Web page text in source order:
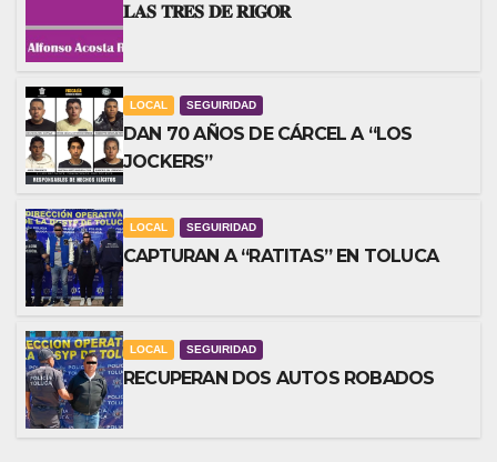
𝐋𝐀𝐒 𝐓𝐑𝐄𝐒 𝐃𝐄 𝐑𝐈𝐆𝐎𝐑
LOCAL SEGUIRIDAD
DAN 70 AÑOS DE CÁRCEL A “LOS
JOCKERS”
LOCAL SEGUIRIDAD
CAPTURAN A “RATITAS” EN TOLUCA
LOCAL SEGUIRIDAD
RECUPERAN DOS AUTOS ROBADOS